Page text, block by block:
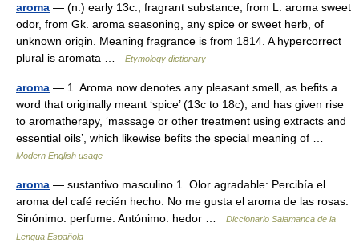
aroma — (n.) early 13c., fragrant substance, from L. aroma sweet
odor, from Gk. aroma seasoning, any spice or sweet herb, of
unknown origin. Meaning fragrance is from 1814. A hypercorrect
plural is aromata …
Etymology dictionary
aroma — 1. Aroma now denotes any pleasant smell, as befits a
word that originally meant ‘spice’ (13c to 18c), and has given rise
to aromatherapy, ‘massage or other treatment using extracts and
essential oils’, which likewise befits the special meaning of …
Modern English usage
aroma — sustantivo masculino 1. Olor agradable: Percibía el
aroma del café recién hecho. No me gusta el aroma de las rosas.
Sinónimo: perfume. Antónimo: hedor …
Diccionario Salamanca de la
Lengua Española